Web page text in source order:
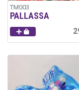
TM003
PALLASSA